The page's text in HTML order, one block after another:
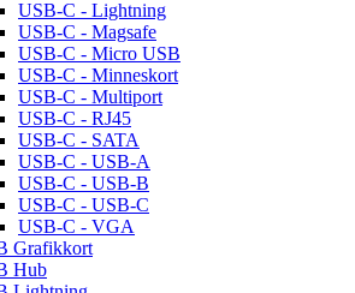
USB-C - Lightning
USB-C - Magsafe
USB-C - Micro USB
USB-C - Minneskort
USB-C - Multiport
USB-C - RJ45
USB-C - SATA
USB-C - USB-A
USB-C - USB-B
USB-C - USB-C
USB-C - VGA
Grafikkort
Hub